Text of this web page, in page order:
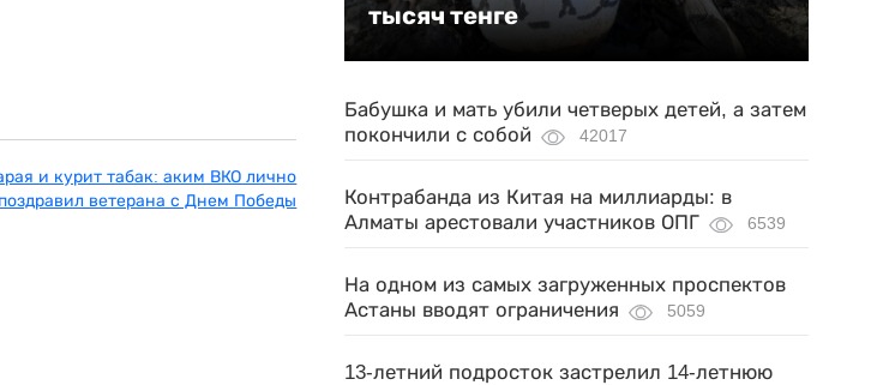
тысяч тенге
Бабушка и мать убили четверых детей, а затем
покончили с собой
42017
Контрабанда из Китая на миллиарды: в
Алматы арестовали участников ОПГ
6539
На одном из самых загруженных проспектов
Астаны вводят ограничения
5059
13-летний подросток застрелил 14-летнюю